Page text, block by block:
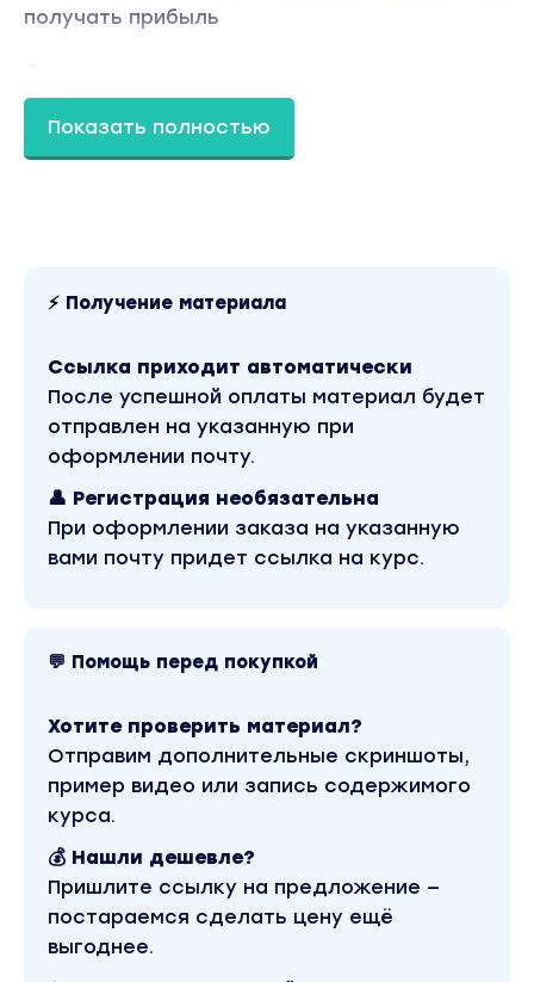
получать прибыль
Только начинаете инвестировать
Курс – простой пошаговый план
крипту.
Криптовалюты – это не только про инвестиции.
заработка на крипте.
Дополните свои знания новыми стратегиями,
и активного (с высоким риском) – с
в тысячи годовых.
активы с малым риском и повысите его
доходность.
Разберем все актуальные стратегии и
для инвести-рования в крипту:
Фундаментальный анализ
Тех.анализМетавселенные
GameFi
СтейкингIDO
Пулы ликвидности
Показать полностью
⚡ Получение материала
Ссылка приходит автоматически
После успешной оплаты материал будет
отправлен на указанную при
оформлении почту.
👤 Регистрация необязательна
При оформлении заказа на указанную
вами почту придет ссылка на курс.
💬 Помощь перед покупкой
Хотите проверить материал?
Отправим дополнительные скриншоты,
пример видео или запись содержимого
курса.
💰 Нашли дешевле?
Пришлите ссылку на предложение —
постараемся сделать цену ещё
выгоднее.